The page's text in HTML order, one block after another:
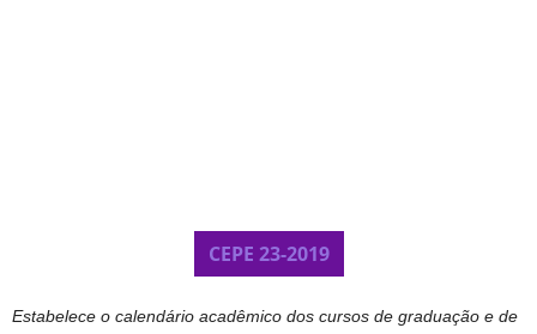
CEPE 23-2019
Estabelece o calendário acadêmico dos cursos de graduação e de